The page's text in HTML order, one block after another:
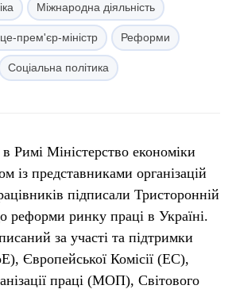
Міжнародна діяльність
прем'єр-міністр Реформи
Соціальна політика
Римі Міністерство економіки
із представниками організацій
підписали Тристоронній
реформи ринку праці в Україні.
за участі та підтримки
Європейської Комісії (EC),
праці (МОП), Світового